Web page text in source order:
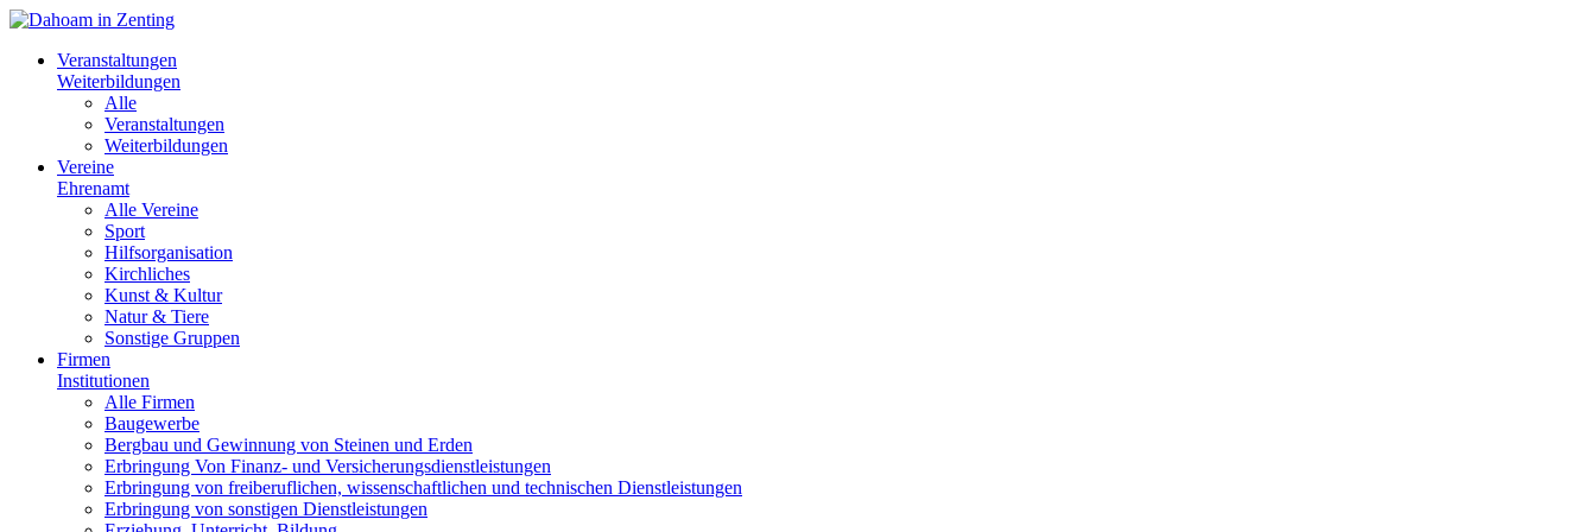
Veranstaltungen
Weiterbildungen
Alle
Veranstaltungen
Weiterbildungen
Vereine
Ehrenamt
Alle Vereine
Sport
Hilfsorganisation
Kirchliches
Kunst & Kultur
Natur & Tiere
Sonstige Gruppen
Firmen
Institutionen
Alle Firmen
Baugewerbe
Bergbau und Gewinnung von Steinen und Erden
Erbringung Von Finanz- und Versicherungsdienstleistungen
Erbringung von freiberuflichen, wissenschaftlichen und technischen Dienstleistungen
Erbringung von sonstigen Dienstleistungen